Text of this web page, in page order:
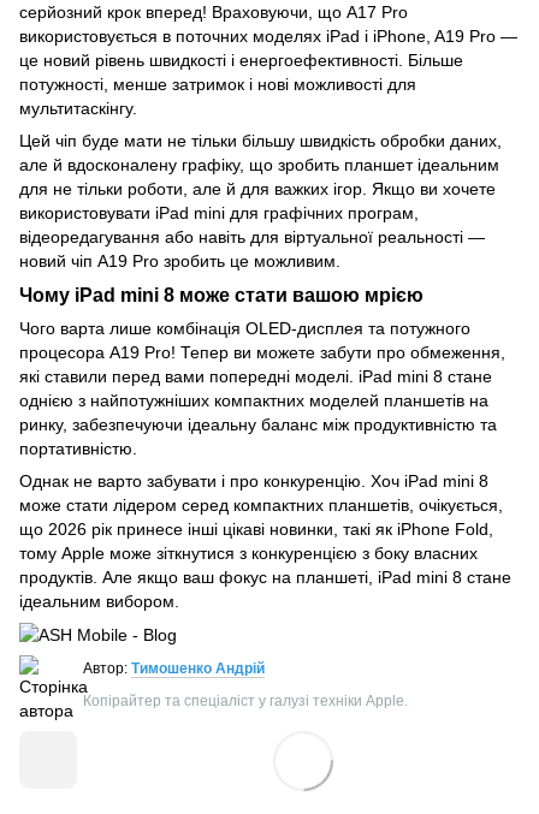
серйозний крок вперед! Враховуючи, що A17 Pro
використовується в поточних моделях iPad і iPhone, A19 Pro —
це новий рівень швидкості і енергоефективності. Більше
потужності, менше затримок і нові можливості для
мультитаскінгу.
Цей чіп буде мати не тільки більшу швидкість обробки даних,
але й вдосконалену графіку, що зробить планшет ідеальним
для не тільки роботи, але й для важких ігор. Якщо ви хочете
використовувати iPad mini для графічних програм,
відеоредагування або навіть для віртуальної реальності —
новий чіп A19 Pro зробить це можливим.
Чому iPad mini 8 може стати вашою мрією
Чого варта лише комбінація OLED-дисплея та потужного
процесора A19 Pro! Тепер ви можете забути про обмеження,
які ставили перед вами попередні моделі. iPad mini 8 стане
однією з найпотужніших компактних моделей планшетів на
ринку, забезпечуючи ідеальну баланс між продуктивністю та
портативністю.
Однак не варто забувати і про конкуренцію. Хоч iPad mini 8
може стати лідером серед компактних планшетів, очікується,
що 2026 рік принесе інші цікаві новинки, такі як iPhone Fold,
тому Apple може зіткнутися з конкуренцією з боку власних
продуктів. Але якщо ваш фокус на планшеті, iPad mini 8 стане
ідеальним вибором.
Автор: Тимошенко Андрій
Копірайтер та спеціаліст у галузі техніки Apple.